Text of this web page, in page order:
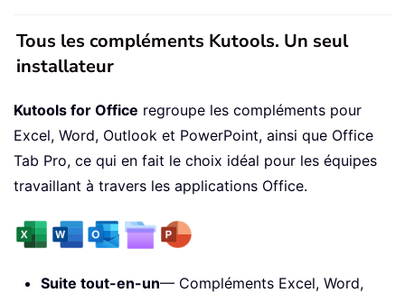
Tous les compléments Kutools. Un seul
installateur
Kutools for Office regroupe les compléments pour
Excel, Word, Outlook et PowerPoint, ainsi que Office
Tab Pro, ce qui en fait le choix idéal pour les équipes
travaillant à travers les applications Office.
Suite tout-en-un— Compléments Excel, Word,